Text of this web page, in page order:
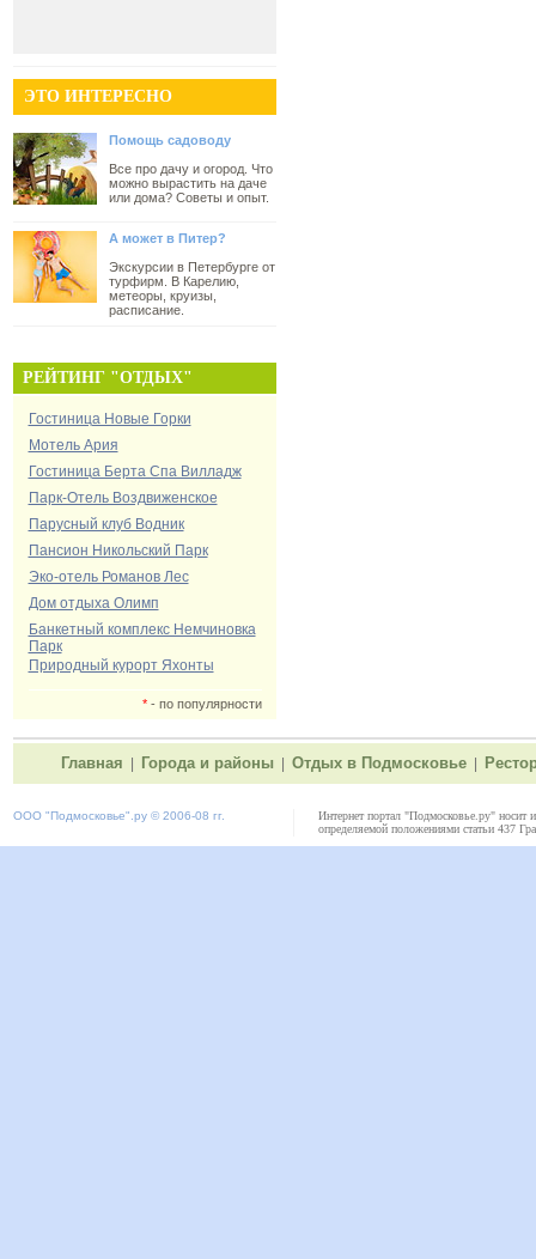
ЭТО ИНТЕРЕСНО
Помощь садоводу
Все про дачу и огород. Что
можно вырастить на даче
или дома? Советы и опыт.
А может в Питер?
Экскурсии в Петербурге от
турфирм. В Карелию,
метеоры, круизы,
расписание.
РЕЙТИНГ "ОТДЫХ"
Гостиница Новые Горки
Мотель Ария
Гостиница Берта Спа Вилладж
Парк-Отель Воздвиженское
Парусный клуб Водник
Пансион Никольский Парк
Эко-отель Романов Лес
Дом отдыха Олимп
Банкетный комплекс Немчиновка
Парк
Природный курорт Яхонты
*- по популярности
Главная Города и районы Отдых в Подмосковье
ООО "Подмосковье" .ру © 2006-08 гг.
Интернет портал "Подмосковье.ру" носит
определяемой положениями статьи 437